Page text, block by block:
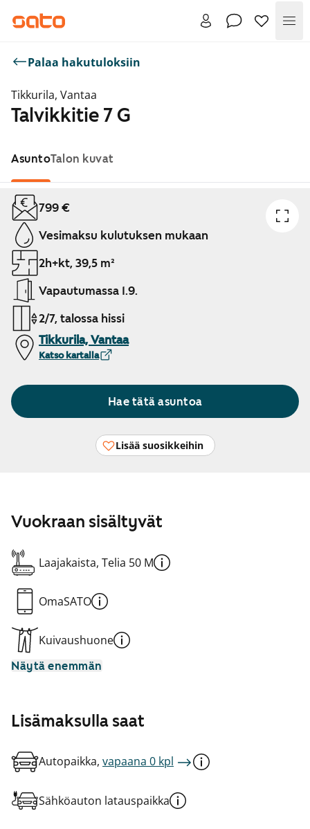
Palaa hakutuloksiin
Tikkurila, Vantaa
Talvikkitie 7 G
AsuntoTalon kuvat
Näytetään dia 1 / 1
799 €
Vesimaksu kulutuksen mukaan
2h+kt, 39,5 m²
Vapautumassa 1.9.
2/7, talossa hissi
Tikkurila, Vantaa
Katso kartalla
Hae tätä asuntoa
Lisää suosikkeihin
Vuokraan sisältyvät
Laajakaista, Telia 50 M
OmaSATO
Kuivaushuone
Näytä enemmän
Lisämaksulla saat
Autopaikka, vapaana 0 kpl
Sähköauton latauspaikka